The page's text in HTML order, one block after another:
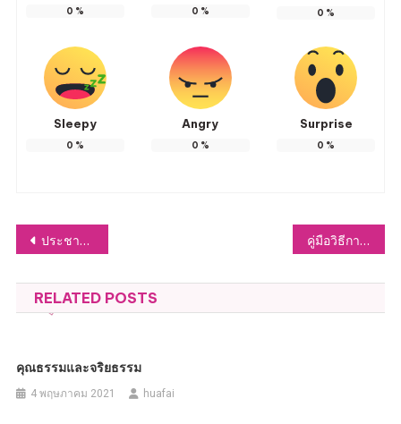
0 % 0 % 0 %
Sleepy
0 %
Angry
0 %
Surprise
0 %
แนะแนว
เรื่อง
ประชาสัมพันธ์ วันงดสูบบุหรี่โลก 2567 คู่มือวิธีการใช้งานระบบ บริการ E-Service ผ่าน Google from อบต.หัวฝาย
RELATED POSTS
คุณธรรมและจริยธรรม
4 พฤษภาคม 2021 huafai